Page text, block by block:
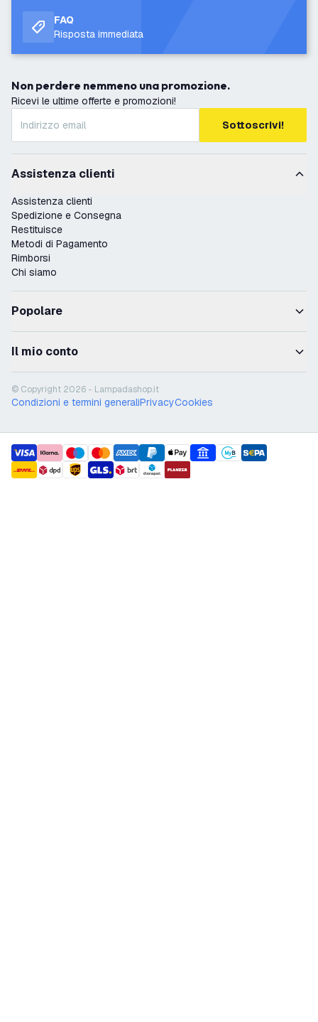
FAQ
Risposta immediata
Non perdere nemmeno una promozione.
Ricevi le ultime offerte e promozioni!
Sottoscrivi!
Assistenza clienti
Assistenza clienti
Spedizione e Consegna
Restituisce
Metodi di Pagamento
Rimborsi
Chi siamo
Popolare
Il mio conto
© Copyright 2026 - Lampadashop.it
Condizioni e termini generaliPrivacyCookies
payment methods
shipment methods